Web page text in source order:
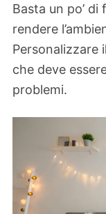
Basta un po’
rendere
Personalizzare il
che deve
problemi.